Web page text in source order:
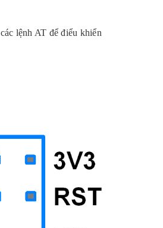
lệnh AT để điểu khiển